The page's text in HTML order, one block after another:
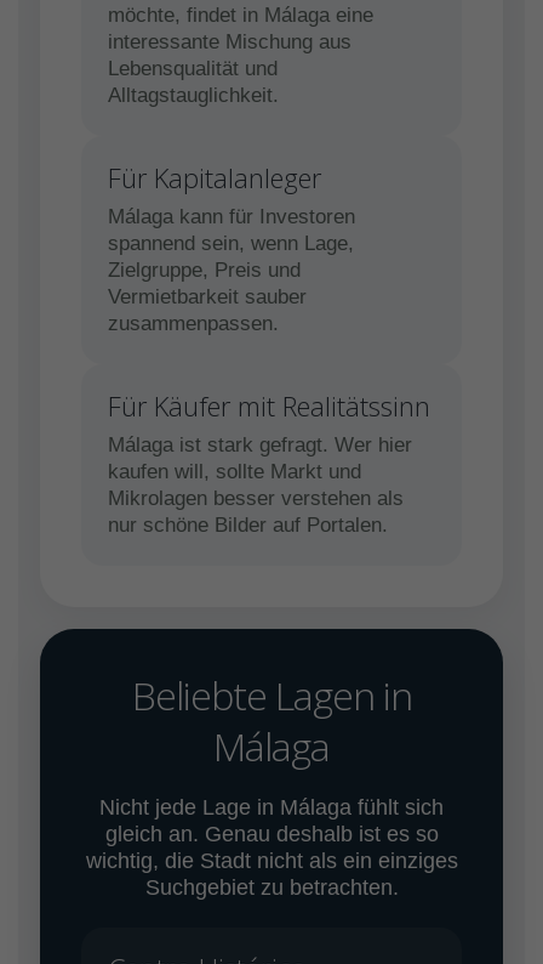
möchte, findet in Málaga eine
interessante Mischung aus
Lebensqualität und
Alltagstauglichkeit.
Für Kapitalanleger
Málaga kann für Investoren
spannend sein, wenn Lage,
Zielgruppe, Preis und
Vermietbarkeit sauber
zusammenpassen.
Für Käufer mit Realitätssinn
Málaga ist stark gefragt. Wer hier
kaufen will, sollte Markt und
Mikrolagen besser verstehen als
nur schöne Bilder auf Portalen.
Beliebte Lagen in
Málaga
Nicht jede Lage in Málaga fühlt sich
gleich an. Genau deshalb ist es so
wichtig, die Stadt nicht als ein einziges
Suchgebiet zu betrachten.